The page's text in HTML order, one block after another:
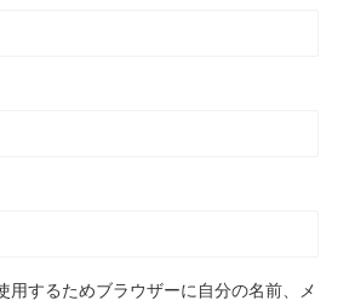
用するためブラウザーに自分の名前、メ